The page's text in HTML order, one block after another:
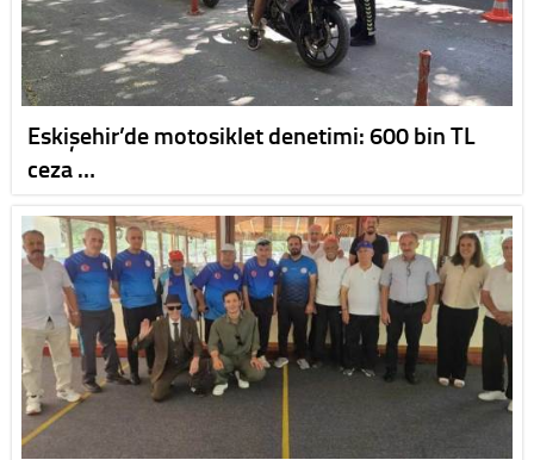
Eskişehir’de motosiklet denetimi: 600 bin TL
ceza …